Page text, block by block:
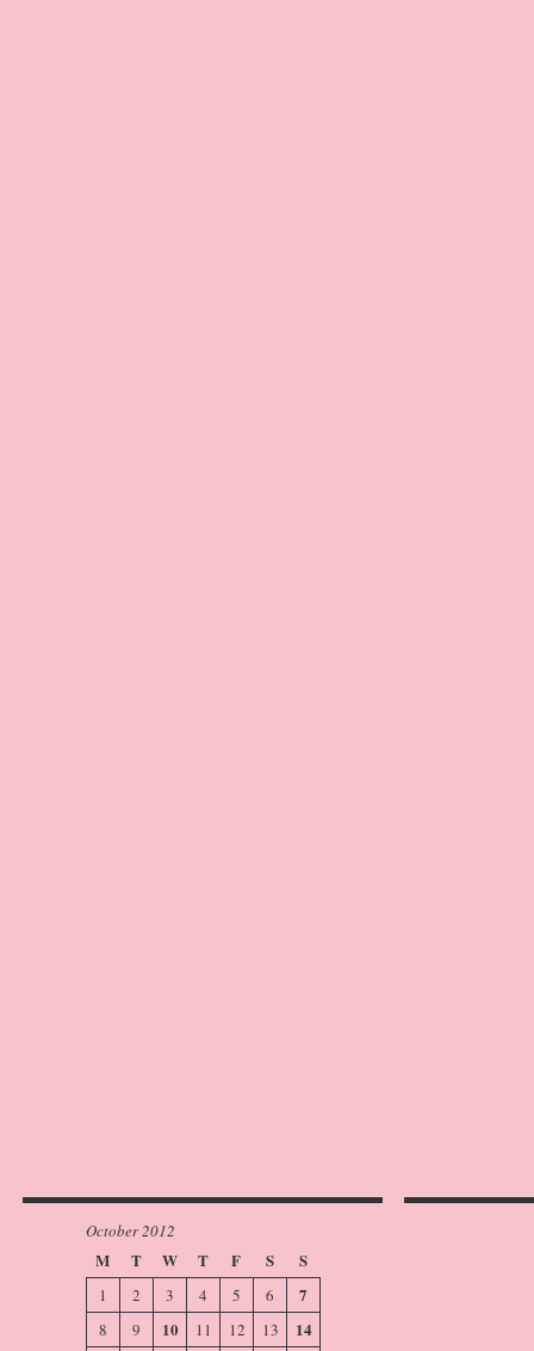
October 2012
M T W T F S S
1 2 3 4 5 6 7
8 9 10 11 12 13
14